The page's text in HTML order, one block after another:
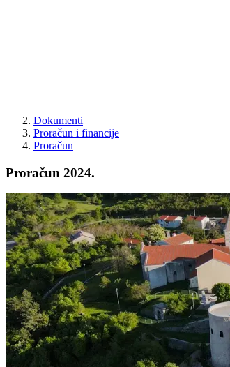
Dokumenti
Proračun i financije
Proračun
Proračun 2024.